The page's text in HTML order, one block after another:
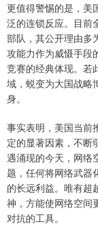
更值得警惕的是，美
泛的连锁反应。目前
部队，其公开理由多
攻能力作为威慑手段
竞赛的经典体现。若
域，蜕变为大国战略
身。
事实表明，美国当前
定的显著因素，不断
遇涌现的今天，网络
题，任何将网络武器
的长远利益。唯有超
神，方能使网络空间
对抗的工具。